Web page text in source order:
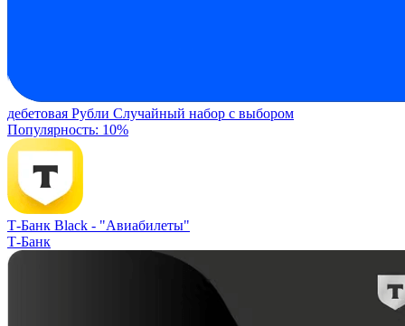
дебетовая Рубли Случайный набор с выбором
Популярность: 10%
Т-Банк Black - "Авиабилеты"
Т-Банк